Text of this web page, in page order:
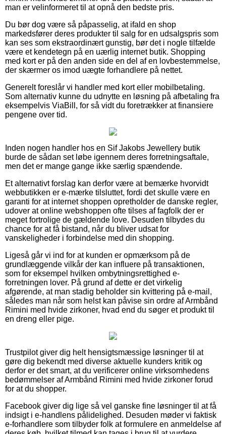
man er velinformeret til at opnå den bedste pris.
Du bør dog være så påpasselig, at ifald en shop
markedsfører deres produkter til salg for en udsalgspris som
kan ses som ekstraordinært gunstig, bør det i nogle tilfælde
være et kendetegn på en uærlig internet butik. Shopping
med kort er på den anden side en del af en lovbestemmelse,
der skærmer os imod uægte forhandlere på nettet.
Generelt foreslår vi handler med kort eller mobilbetaling.
Som alternativ kunne du udnytte en løsning på afbetaling fra
eksempelvis ViaBill, for så vidt du foretrækker at finansiere
pengene over tid.
Inden nogen handler hos en Sif Jakobs Jewellery butik
burde de sådan set løbe igennem deres forretningsaftale,
men det er mange gange ikke særlig spændende.
Et alternativt forslag kan derfor være at bemærke hvorvidt
webbutikken er e-mærke tilsluttet, fordi det skulle være en
garanti for at internet shoppen opretholder de danske regler,
udover at online webshoppen ofte tilses af fagfolk der er
meget fortrolige de gældende love. Desuden tilbydes du
chance for at få bistand, når du bliver udsat for
vanskeligheder i forbindelse med din shopping.
Ligeså går vi ind for at kunden er opmærksom på de
grundlæggende vilkår der kan influere på transaktionen,
som for eksempel hvilken ombytningsrettighed e-
forretningen lover. På grund af dette er det virkelig
afgørende, at man stadig beholder sin kvittering på e-mail,
således man når som helst kan påvise sin ordre af Armbånd
Rimini med hvide zirkoner, hvad end du søger et produkt til
en dreng eller pige.
Trustpilot giver dig helt hensigtsmæssige løsninger til at
gøre dig bekendt med diverse aktuelle kunders kritik og
derfor er det smart, at du verificerer online virksomhedens
bedømmelser af Armbånd Rimini med hvide zirkoner forud
for at du shopper.
Facebook giver dig lige så vel ganske fine løsninger til at få
indsigt i e-handlens pålidelighed. Desuden møder vi faktisk
e-forhandlere som tilbyder folk at formulere en anmeldelse af